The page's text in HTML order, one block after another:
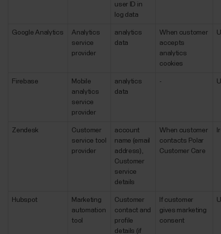
user ID in
log data
Google Analytics
Analytics
service
provider
analytics
data
When customer
accepts
analytics
cookies
Firebase
Mobile
analytics
service
provider
analytics
data
-
Zendesk
Customer
service tool
provider
account
name (email
address),
Customer
service
details
When customer
contacts Polar
Customer Care
Hubspot
Marketing
automation
tool
Customer
contact and
profile
details (if
If customer
gives marketing
consent